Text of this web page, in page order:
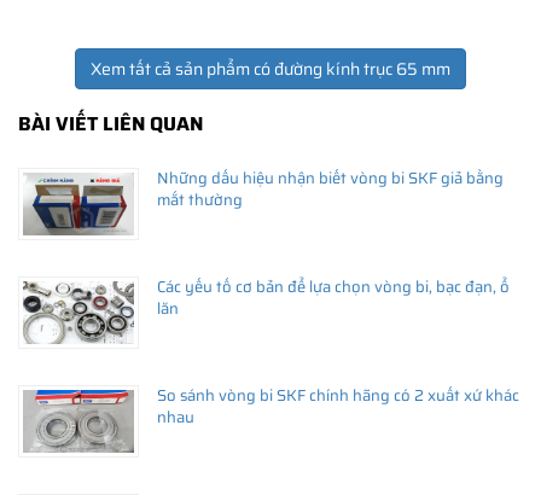
Xem tất cả sản phẩm có đường kính trục 65 mm
BÀI VIẾT LIÊN QUAN
Những dấu hiệu nhận biết vòng bi SKF giả bằng
mắt thường
Các yếu tố cơ bản để lựa chọn vòng bi, bạc đạn, ổ
lăn
So sánh vòng bi SKF chính hãng có 2 xuất xứ khác
nhau